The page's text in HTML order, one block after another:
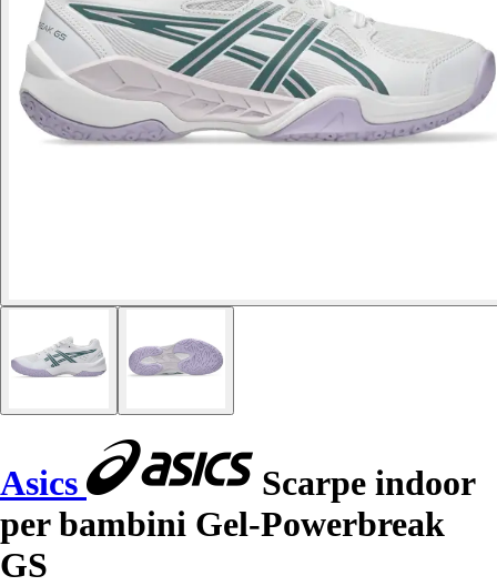
Asics
Scarpe indoor
per bambini Gel-Powerbreak
GS